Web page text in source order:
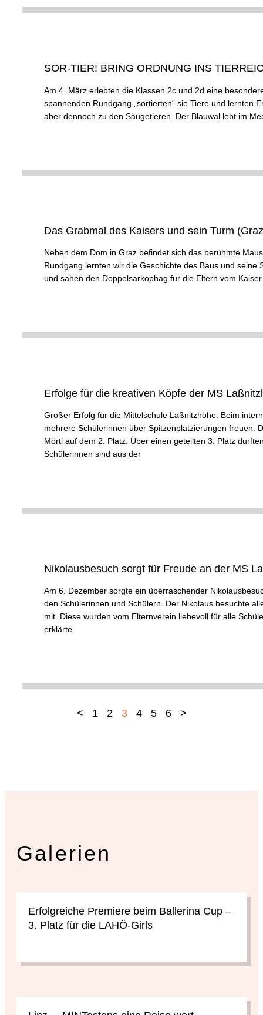
SOR-TIER! BRING ORDNUNG INS
Am 4. März erlebten die Klassen 2c und 2d eine
spannenden Rundgang „sortierten“ sie Tiere und lernten
aber dennoch zu den Säugetieren. Der Blauwal lebt im
Das Grabmal des Kaisers und sein Turm
Neben dem Dom in Graz befindet sich das berühmte
Rundgang lernten wir die Geschichte des Baus und
und sahen den Doppelsarkophag für die Eltern vom
Erfolge für die kreativen Köpfe der MS
Großer Erfolg für die Mittelschule Laßnitzhöhe: Beim
mehrere Schülerinnen über Spitzenplatzierungen freuen.
Mörtl auf dem 2. Platz. Über einen geteilten 3. Platz
Schülerinnen sind aus der
Nikolausbesuch sorgt für Freude an der MS
Am 6. Dezember sorgte ein überraschender
den Schülerinnen und Schülern. Der Nikolaus besuchte
mit. Diese wurden vom Elternverein liebevoll für alle
erklärte
< 1 2 3 4 5 6 >
Galerien
Erfolgreiche Premiere beim Ballerina Cup –
3. Platz für die LAHÖ-Girls